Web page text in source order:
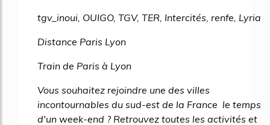
tgv_inoui, OUIGO, TGV, TER, Intercités, renfe, Lyria
Distance Paris Lyon
Train de Paris à Lyon
Vous souhaitez rejoindre une des villes
incontournables du sud-est de la France le temps
d'un week-end ? Retrouvez toutes les activités et